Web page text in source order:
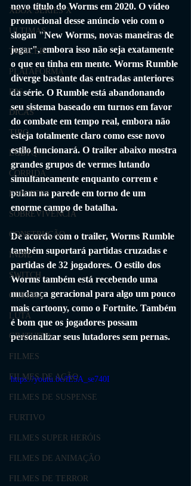
XBOX SERIES X
ÚLTIMAS
TRAILER
PLATAFORMA
FPS
DICAS
TIRO
LGBTQ+
CORRIDA
ESPORTES
SOBREVIVÊNCIA
CONSTRUÇÃO
INDIE
SWITCH
GUERRA
LUTA
GRATUITO
FILMES
FILMES DE AÇÃO
FILMES DE SUSPENSE
FURTIVO
FILMES SUPER HERÓIS
FILMES DE ANIMAÇÃO
FILMES DE TERROR
novo título do Worms em 2020. O vídeo
promocional desse anúncio veio com o
slogan "New Worms, novas maneiras de
jogar", embora isso não seja exatamente
o que eu tinha em mente. Worms Rumble
diverge bastante das entradas anteriores
da série. O Rumble está abandonando
seu sistema baseado em turnos em favor
do combate em tempo real, embora não
esteja totalmente claro como esse novo
estilo funcionará. O trailer abaixo mostra
grandes grupos de vermes lutando
simultaneamente enquanto correm e
pulam na parede em torno de um
enorme campo de batalha.
De acordo com o trailer, Worms Rumble
também suportará partidas cruzadas e
partidas de 32 jogadores. O estilo dos
Worms também está recebendo uma
mudança geracional para algo um pouco
mais cartoony, como o Fortnite. Também
é bom que os jogadores possam
personalizar seus lutadores sem pernas.
https://youtu.be/lE5A_se740I